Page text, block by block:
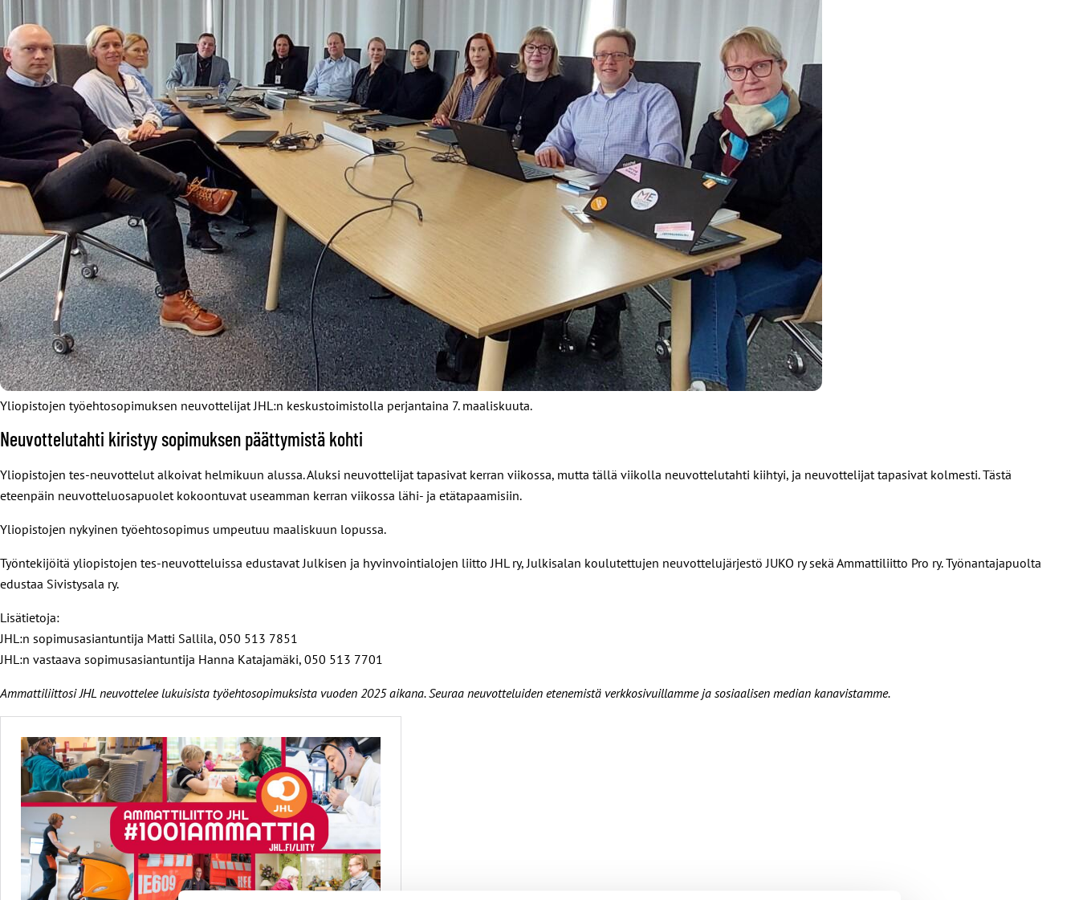
Yliopistojen työehtosopimuksen neuvottelijat JHL:n keskustoimistolla perjantaina 7. maaliskuuta.
Neuvottelutahti kiristyy sopimuksen päättymistä kohti
Yliopistojen tes-neuvottelut alkoivat helmikuun alussa. Aluksi neuvottelijat tapasivat kerran viikossa, mutta tällä viikolla neuvottelutahti kiihtyi, ja neuvottelijat tapasivat kolmesti. Tästä
eteenpäin neuvotteluosapuolet kokoontuvat useamman kerran viikossa lähi- ja etätapaamisiin.
Yliopistojen nykyinen työehtosopimus umpeutuu maaliskuun lopussa.
Työntekijöitä yliopistojen tes-neuvotteluissa edustavat Julkisen ja hyvinvointialojen liitto JHL ry, Julkisalan koulutettujen neuvottelujärjestö JUKO ry sekä Ammattiliitto Pro ry. Työnantajapuolta
edustaa Sivistysala ry.
Lisätietoja:
JHL:n sopimusasiantuntija Matti Sallila, 050 513 7851
JHL:n vastaava sopimusasiantuntija Hanna Katajamäki, 050 513 7701
Ammattiliittosi JHL neuvottelee lukuisista työehtosopimuksista vuoden 2025 aikana. Seuraa neuvotteluiden etenemistä verkkosivuillamme ja sosiaalisen median kanavistamme.